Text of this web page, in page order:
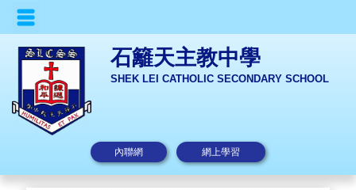
石籬天主教中學
SHEK LEI CATHOLIC SECONDARY SCHOOL
內聯網 網上學習